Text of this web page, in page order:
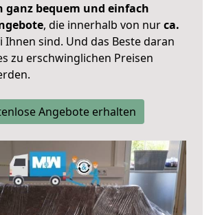
ganz bequem und einfach
, die innerhalb von nurca.
Ihnen sind. Und das Beste daran
zu erschwinglichen Preisen
Angebote erhalten